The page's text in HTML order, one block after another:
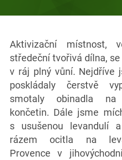
Aktivizační místnost,
středeční tvořivá dílna,
v ráj plný vůní. Nejdříve
poskládaly čerstvě
smotaly obinadla na
končetin. Dále jsme
s usušenou levandulí
rázem ocitla na
Provence v